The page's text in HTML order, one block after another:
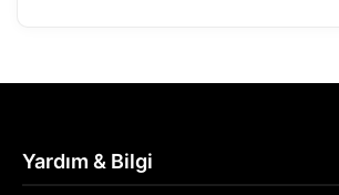
Yardım & Bilgi